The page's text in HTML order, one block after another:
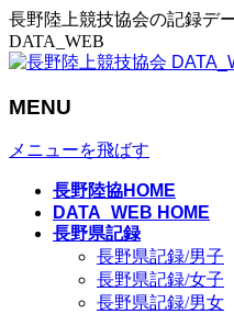
長野陸上競技協会の記録デ
DATA_WEB
MENU
メニューを飛ばす
長野陸協HOME
DATA_WEB HOME
長野県記録
長野県記録/男子
長野県記録/女子
長野県記録/男女